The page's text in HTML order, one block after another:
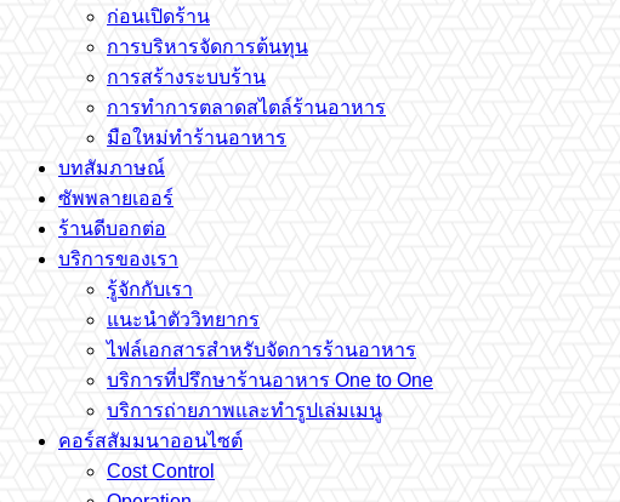
ก่อนเปิดร้าน
การบริหารจัดการต้นทุน
การสร้างระบบร้าน
การทำการตลาดสไตล์ร้านอาหาร
มือใหม่ทำร้านอาหาร
บทสัมภาษณ์
ซัพพลายเออร์
ร้านดีบอกต่อ
บริการของเรา
รู้จักกับเรา
แนะนำตัววิทยากร
ไฟล์เอกสารสำหรับจัดการร้านอาหาร
บริการที่ปรึกษาร้านอาหาร One to One
บริการถ่ายภาพและทำรูปเล่มเมนู
คอร์สสัมมนาออนไซต์
Cost Control